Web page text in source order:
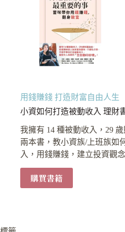
用錢賺錢 打造財富自由人生
小資如何打造被動收入 理財
我擁有 14 種被動收入，29
兩本書，教小資族/上班族如
入，用錢賺錢，建立投資觀
購買書籍